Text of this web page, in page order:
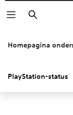
Zoeken
Homepagina
PlayStation-status